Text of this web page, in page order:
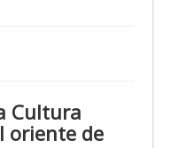
Cultura
oriente de